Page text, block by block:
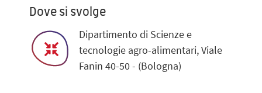
Dove si svolge
Dipartimento di Scienze e
tecnologie agro-alimentari, Viale
Fanin 40-50 - (Bologna)